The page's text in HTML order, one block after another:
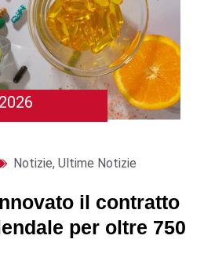
2026
Notizie, Ultime Notizie
il contratto
per oltre 750